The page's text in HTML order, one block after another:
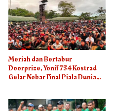
Meriah dan Bertabur
Doorprize, Yonif 754 Kostrad
Gelar Nobar Final Piala Dunia